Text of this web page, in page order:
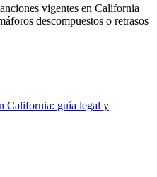
vigentes en California
descompuestos o retrasos